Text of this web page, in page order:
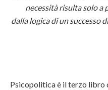
necessità risulta solo a
dalla logica di un successo
Psicopolitica è il terzo libro